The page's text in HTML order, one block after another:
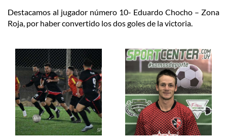
Destacamos al jugador número 10- Eduardo Chocho – Zona
Roja, por haber convertido los dos goles de la victoria.